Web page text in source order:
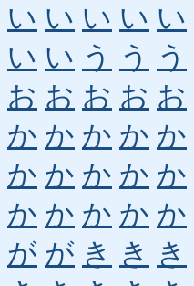
い い い い い
い い う う う
お お お お お
か か か か か
か か か か か
か か か か か
が が き き き